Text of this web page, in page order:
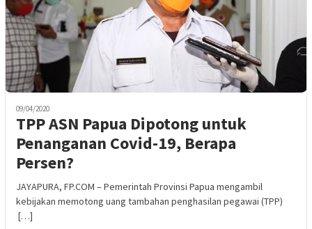
09/04/2020
TPP ASN Papua Dipotong untuk
Penanganan Covid-19, Berapa
Persen?
JAYAPURA, FP.COM – Pemerintah Provinsi Papua mengambil
kebijakan memotong uang tambahan penghasilan pegawai (TPP)
[…]